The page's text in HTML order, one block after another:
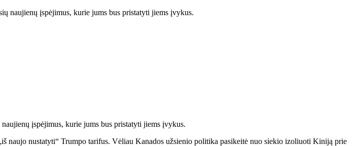
įspėjimus, kurie jums bus pristatyti jiems įvykus.
naujo nustatyti“ Trumpo tarifus. Vėliau Kanados užsienio politika pasikeitė nuo siekio izoliuoti Kiniją prie